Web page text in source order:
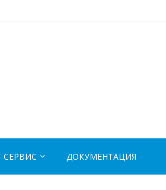
СЕРВИС ДОКУМЕНТАЦИЯ